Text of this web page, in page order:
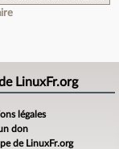
LinuxFr.org
légales
don
de LinuxFr.org